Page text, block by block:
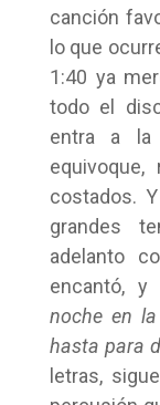
canción
lo que
1:40 ya
todo el
entra a la
costados.
grandes
adelanto
encantó,
noche en
hasta para
letras,